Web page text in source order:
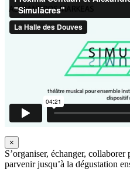
×
S’organiser, échanger,
parvenir jusqu’à la dégustation